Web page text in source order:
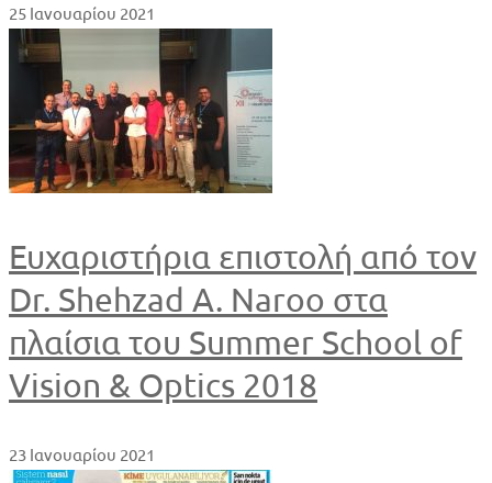
25 Ιανουαρίου 2021
Ευχαριστήρια επιστολή από τον
Dr. Shehzad A. Naroo στα
πλαίσια του Summer School of
Vision & Optics 2018
23 Ιανουαρίου 2021